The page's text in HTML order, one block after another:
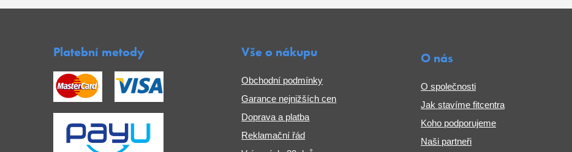
Platební metody Vše o nákupu
Obchodní podmínky
Garance nejnižších cen
Doprava a platba
Reklamační řád
O nás
O společnosti
Jak stavíme fitcentra
Koho podporujeme
Naši partneři